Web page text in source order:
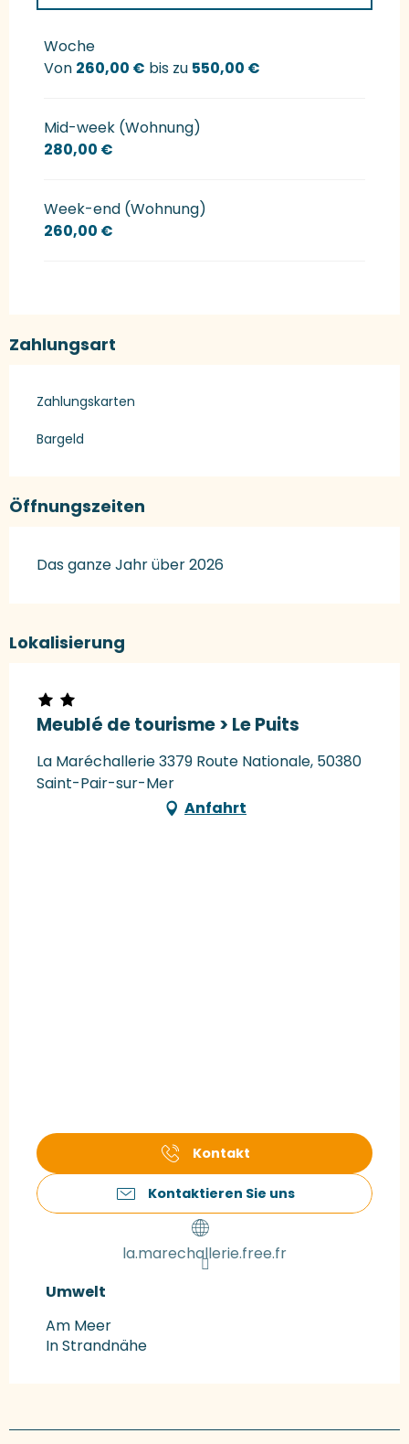
Preise 2027
Woche
Von 260,00 € bis zu 550,00 €
Mid-week (Wohnung)
280,00 €
Week-end (Wohnung)
260,00 €
Zahlungsart
Zahlungskarten
Bargeld
Öffnungszeiten
Das ganze Jahr über 2026
Lokalisierung
Meublé de tourisme > Le Puits
La Maréchallerie 3379 Route Nationale, 50380
Saint-Pair-sur-Mer
Anfahrt
Kontakt
Kontaktieren Sie uns
la.marechallerie.free.fr
Umwelt
Umwelt
Am Meer
In Strandnähe